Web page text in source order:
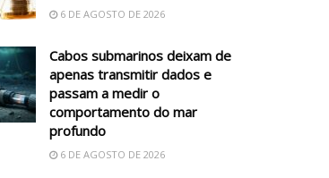
6 DE AGOSTO DE 2026
Cabos submarinos deixam de
apenas transmitir dados e
passam a medir o
comportamento do mar
profundo
6 DE AGOSTO DE 2026